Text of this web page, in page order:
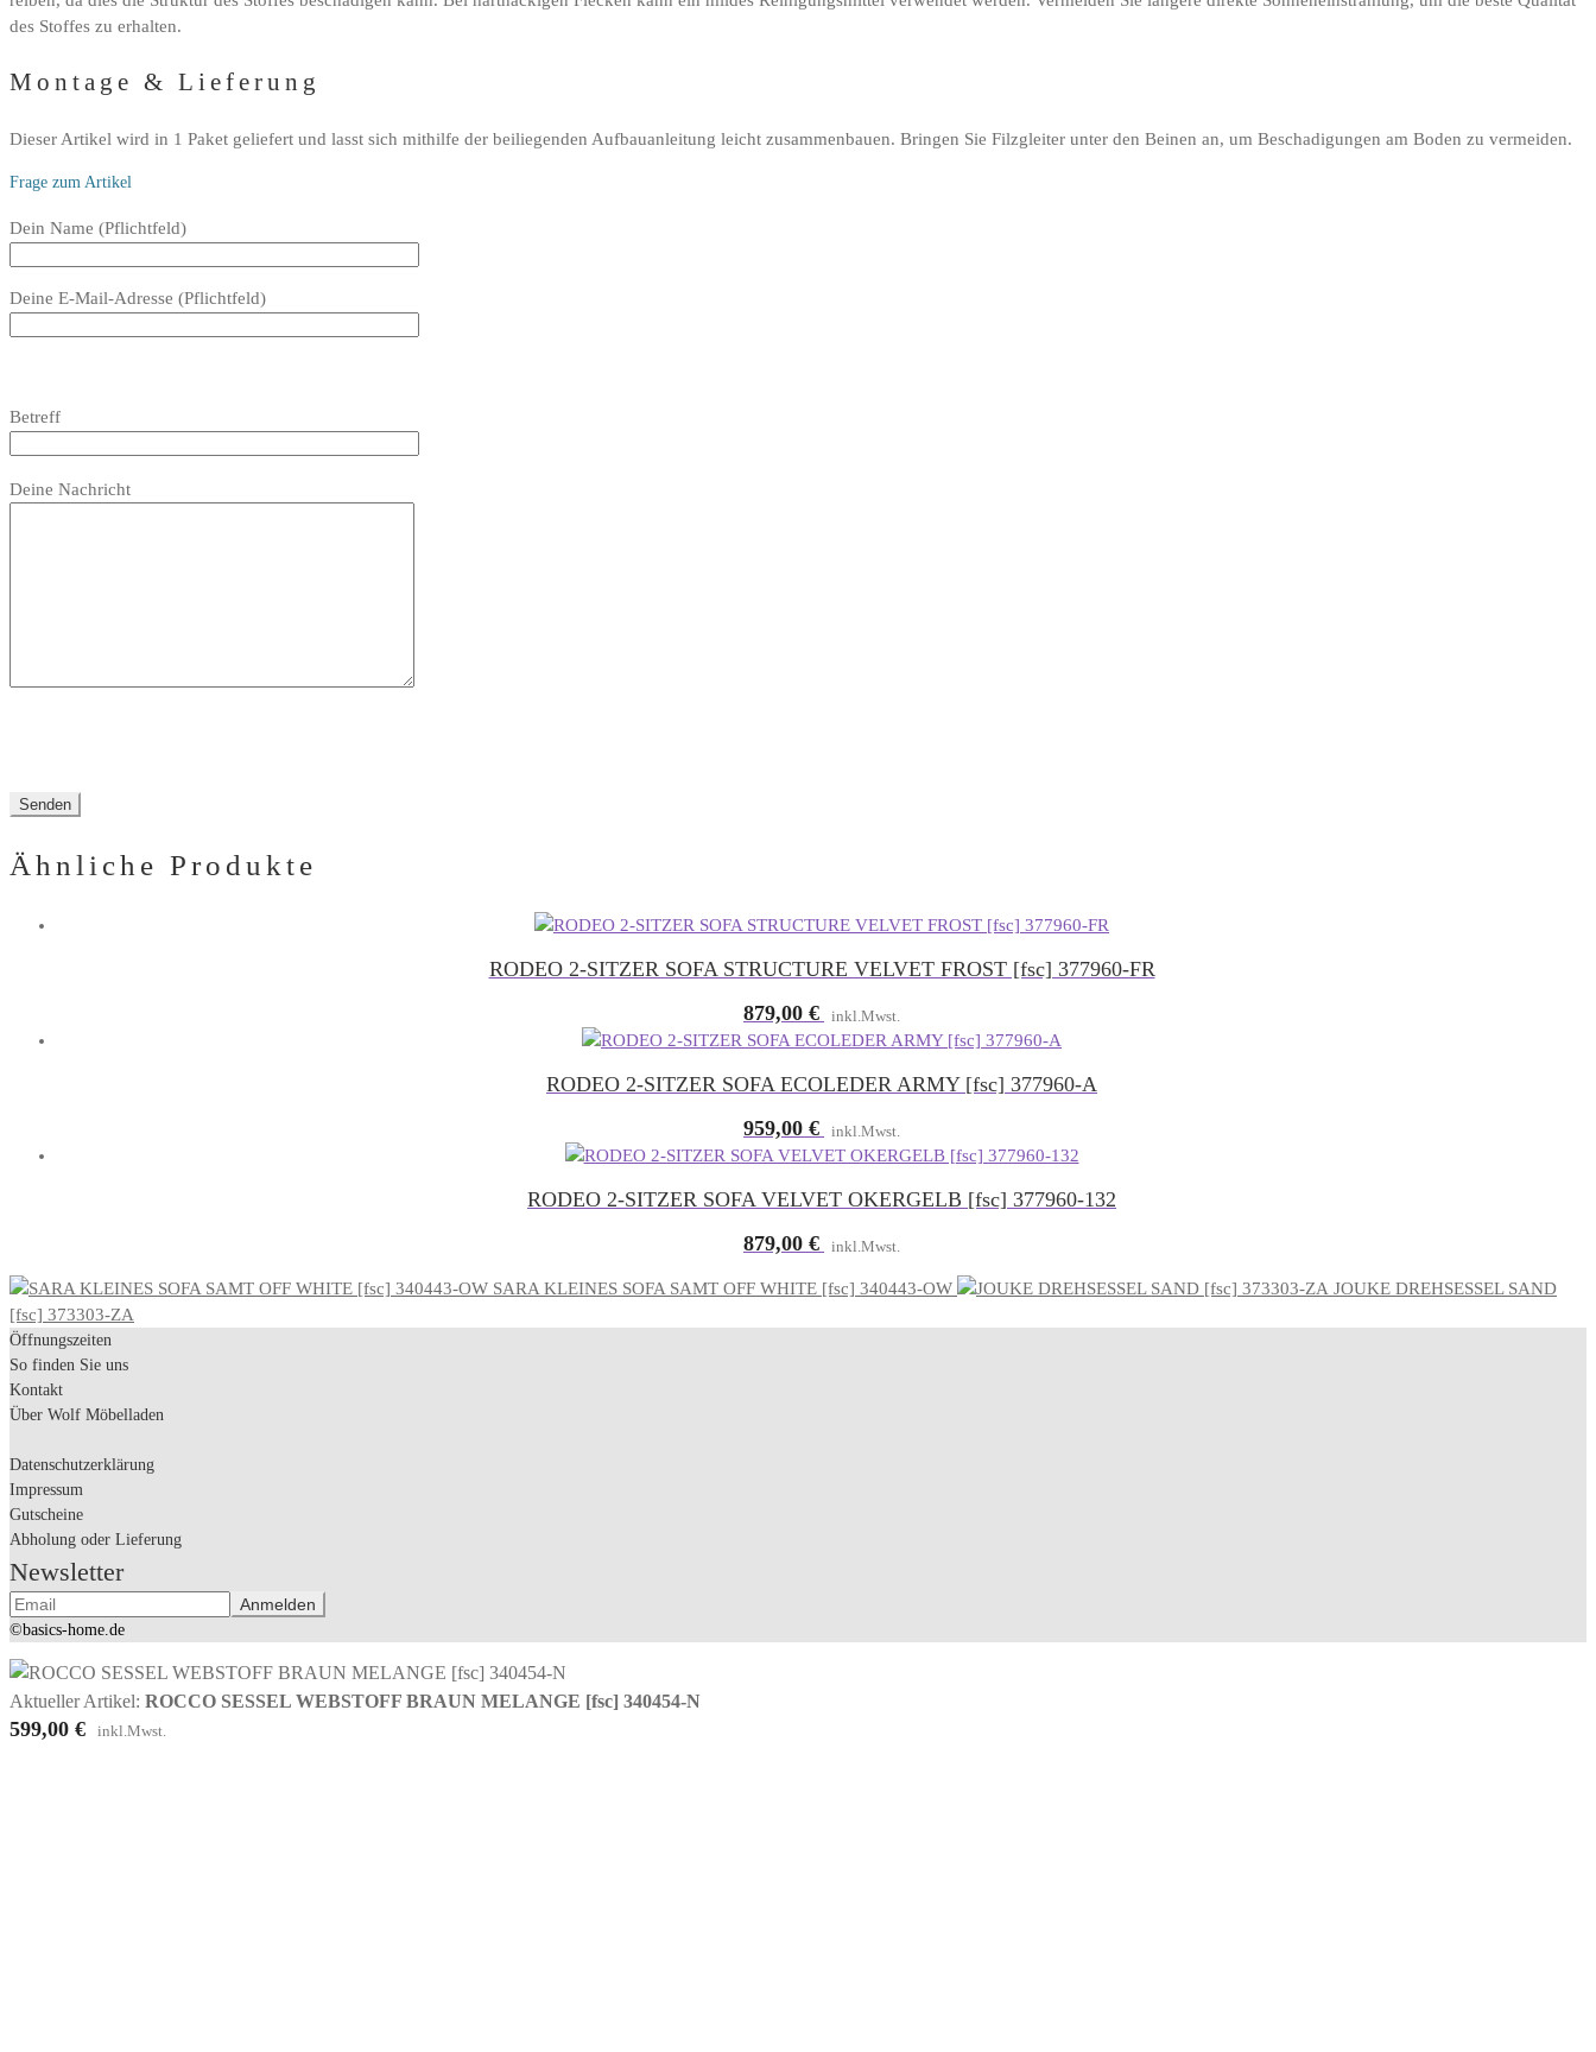
des Stoffes zu erhalten.
Montage & Lieferung
Dieser Artikel wird in 1 Paket geliefert und lasst sich mithilfe der beiliegenden Aufbauanleitung leicht zusammenbauen. Bringen Sie Filzgleiter unter den Beinen an, um Beschadigungen am Boden zu vermeiden.
Frage zum Artikel
Bitte
Feld
Dein Name (Pflichtfeld)
Deine E-Mail-Adresse (Pflichtfeld)
dieses
lasse
leer.
Betreff
lasse
Deine Nachricht
Ähnliche Produkte
RODEO 2-SITZER SOFA STRUCTURE VELVET FROST [fsc] 377960-FR
879,00 € inkl.Mwst.
RODEO 2-SITZER SOFA ECOLEDER ARMY [fsc] 377960-A
959,00 € inkl.Mwst.
RODEO 2-SITZER SOFA VELVET OKERGELB [fsc] 377960-132
879,00 € inkl.Mwst.
SARA KLEINES SOFA SAMT OFF WHITE [fsc] 340443-OW
JOUKE DREHSESSEL SAND
[fsc] 373303-ZA
Öffnungszeiten
So finden Sie uns
Kontakt
Über Wolf Möbelladen
Datenschutzerklärung
Impressum
Gutscheine
Abholung oder Lieferung
Newsletter
©basics-home.de
Aktueller Artikel: ROCCO SESSEL WEBSTOFF BRAUN MELANGE [fsc] 340454-N
599,00 € inkl.Mwst.